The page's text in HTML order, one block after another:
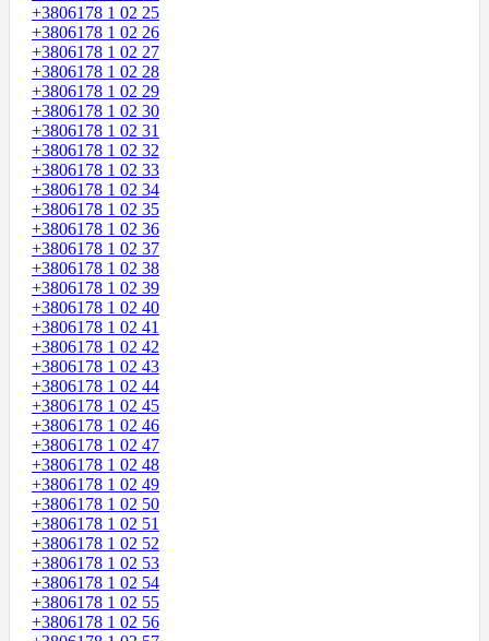
+3806178 1 02 25
+3806178 1 02 26
+3806178 1 02 27
+3806178 1 02 28
+3806178 1 02 29
+3806178 1 02 30
+3806178 1 02 31
+3806178 1 02 32
+3806178 1 02 33
+3806178 1 02 34
+3806178 1 02 35
+3806178 1 02 36
+3806178 1 02 37
+3806178 1 02 38
+3806178 1 02 39
+3806178 1 02 40
+3806178 1 02 41
+3806178 1 02 42
+3806178 1 02 43
+3806178 1 02 44
+3806178 1 02 45
+3806178 1 02 46
+3806178 1 02 47
+3806178 1 02 48
+3806178 1 02 49
+3806178 1 02 50
+3806178 1 02 51
+3806178 1 02 52
+3806178 1 02 53
+3806178 1 02 54
+3806178 1 02 55
+3806178 1 02 56